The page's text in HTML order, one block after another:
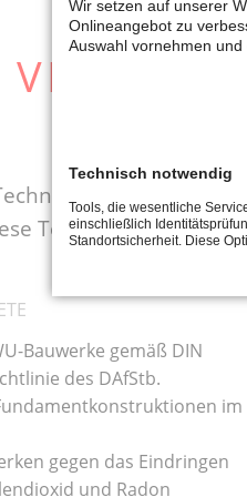
von
Technologie bietet
Bauwerke gemäß DIN
des DAfStb.
im
gegen das Eindringen
und Radon
Wir setzen auf unserer
Onlineangebot zu
Auswahl vornehmen und
Technisch notwendig
Tools, die wesentliche
einschließlich
Standortsicherheit. Diese